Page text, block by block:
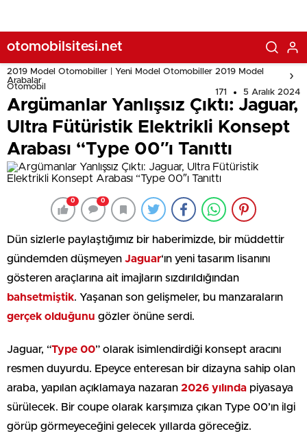
otomobilsitesi.net
2019 Model Otomobiller | Yeni Model Otomobiller 2019 Model
Arabalar
Otomobil
171 5 Aralık 2024
Argümanlar Yanlışsız Çıktı: Jaguar,
Ultra Fütüristik Elektrikli Konsept
Arabası “Type 00″ı Tanıttı
0 0
Dün sizlerle paylaştığımız bir haberimizde, bir müddettir
gündemden düşmeyen Jaguar‘ın yeni tasarım lisanını
gösteren araçlarına ait imajların sızdırıldığından
bahsetmiştik. Yaşanan son gelişmeler, bu manzaraların
gerçek olduğunu gözler önüne serdi.
Jaguar, “Type 00” olarak isimlendirdiği konsept aracını
resmen duyurdu. Epeyce enteresan bir dizayna sahip olan
araba, yapılan açıklamaya nazaran 2026 yılında piyasaya
sürülecek. Bir coupe olarak karşımıza çıkan Type 00’ın ilgi
görüp görmeyeceğini gelecek yıllarda göreceğiz.